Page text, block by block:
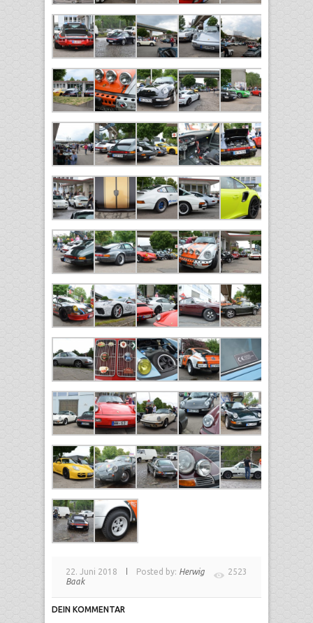
2523
22. Juni 2018 Posted by: Herwig
Baak
DEIN KOMMENTAR